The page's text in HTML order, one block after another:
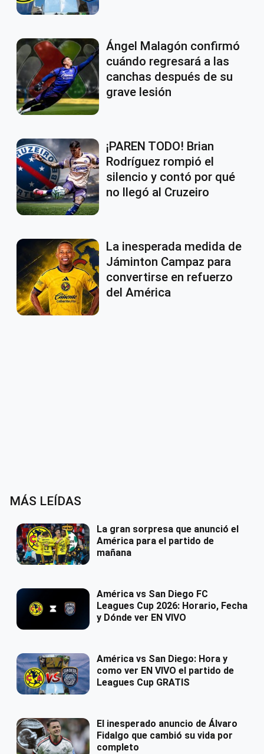
Ángel Malagón confirmó
cuándo regresará a las
canchas después de su
grave lesión
¡PAREN TODO! Brian
Rodríguez rompió el
silencio y contó por qué
no llegó al Cruzeiro
La inesperada medida de
Jáminton Campaz para
convertirse en refuerzo
del América
MÁS LEÍDAS
La gran sorpresa que anunció el
América para el partido de
mañana
América vs San Diego FC
Leagues Cup 2026: Horario, Fecha
y Dónde ver EN VIVO
América vs San Diego: Hora y
como ver EN VIVO el partido de
Leagues Cup GRATIS
El inesperado anuncio de Álvaro
Fidalgo que cambió su vida por
completo